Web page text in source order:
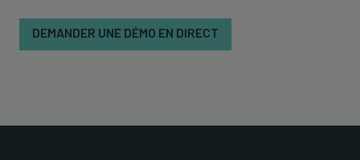
DEMANDER UNE DÉMO EN DIRECT